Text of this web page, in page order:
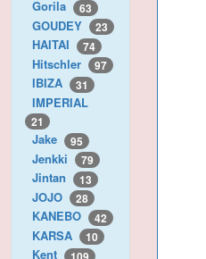
Gorila 63
GOUDEY 23
HAITAI 74
Hitschler 97
IBIZA 31
IMPERIAL
21
Jake 95
Jenkki 79
Jintan 13
JOJO 28
KANEBO 42
KARSA 10
Kent